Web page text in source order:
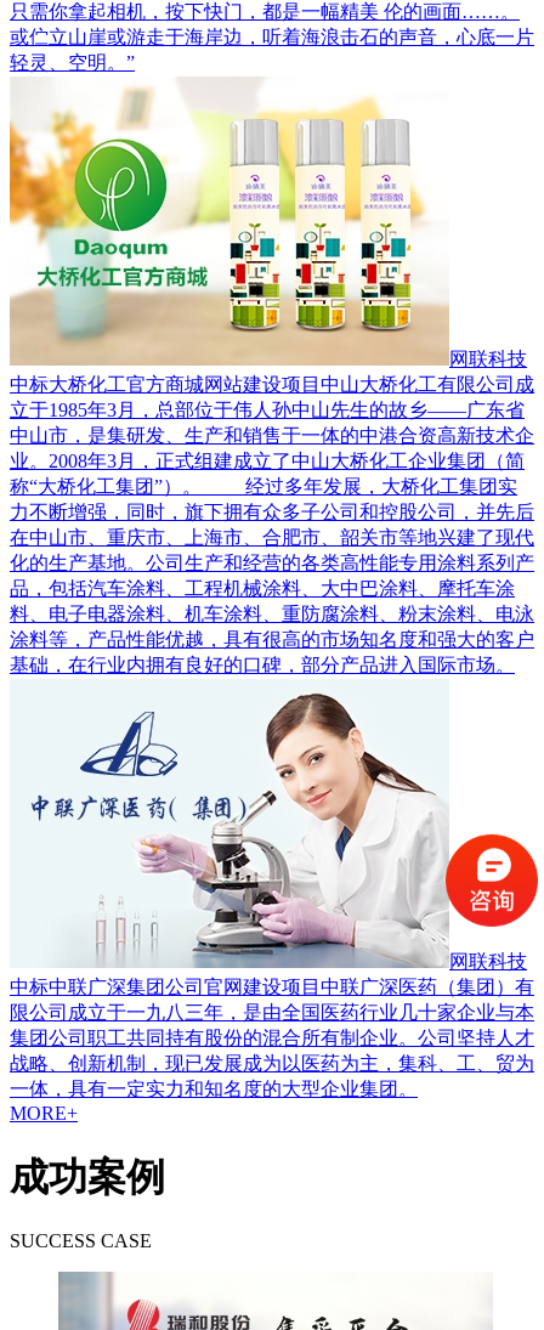
只需你拿起相机，按下快门，都是一幅精美 伦的画面……。
或伫立山崖或游走于海岸边，听着海浪击石的声音，心底一片
轻灵、空明。”
网联科技
中标大桥化工官方商城网站建设项目 中山大桥化工有限公司成
立于1985年3月，总部位于伟人孙中山先生的故乡——广东省
中山市，是集研发、生产和销售于一体的中港合资高新技术企
业。2008年3月，正式组建成立了中山大桥化工企业集团（简
称“大桥化工集团”）。 经过多年发展，大桥化工集团实
力不断增强，同时，旗下拥有众多子公司和控股公司，并先后
在中山市、重庆市、上海市、合肥市、韶关市等地兴建了现代
化的生产基地。公司生产和经营的各类高性能专用涂料系列产
品，包括汽车涂料、工程机械涂料、大中巴涂料、摩托车涂
料、电子电器涂料、机车涂料、重防腐涂料、粉末涂料、电泳
涂料等，产品性能优越，具有很高的市场知名度和强大的客户
基础，在行业内拥有良好的口碑，部分产品进入国际市场。
网联科技
中标中联广深集团公司官网建设项目 中联广深医药（集团）有
限公司成立于一九八三年，是由全国医药行业几十家企业与本
集团公司职工共同持有股份的混合所有制企业。公司坚持人才
战略、创新机制，现已发展成为以医药为主，集科、工、贸为
一体，具有一定实力和知名度的大型企业集团。
MORE+
成功案例
SUCCESS CASE